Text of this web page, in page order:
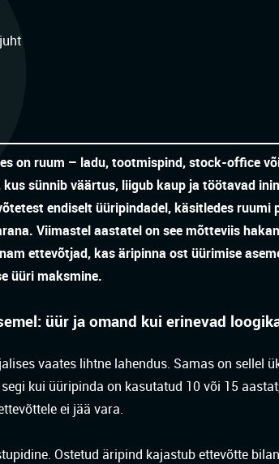
on ruum – ladu, tootmispind, stock-office
sünnib väärtus, liigub kaup ja töötavad
endiselt üüripindadel, käsitledes ruumi
Viimastel aastatel on see mõtteviis
ettevõtjad, kas äripinna ost üürimise
üüri maksmine.
üür ja omand kui erinevad
vaates lihtne lahendus. Samas on sellel
kui üüripinda on kasutatud 10 või 15
ei jää vara.
Ostetud äripind kajastub ettevõtte